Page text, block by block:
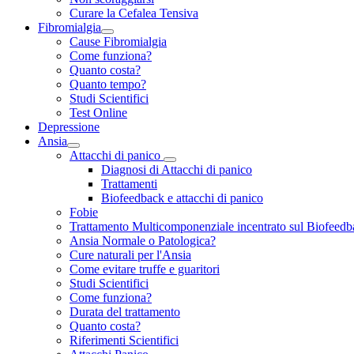
Curare la Cefalea Tensiva
Fibromialgia
Cause Fibromialgia
Come funziona?
Quanto costa?
Quanto tempo?
Studi Scientifici
Test Online
Depressione
Ansia
Attacchi di panico
Diagnosi di Attacchi di panico
Trattamenti
Biofeedback e attacchi di panico
Fobie
Trattamento Multicomponenziale incentrato sul
Ansia Normale o Patologica?
Cure naturali per l'Ansia
Come evitare truffe e guaritori
Studi Scientifici
Come funziona?
Durata del trattamento
Quanto costa?
Riferimenti Scientifici